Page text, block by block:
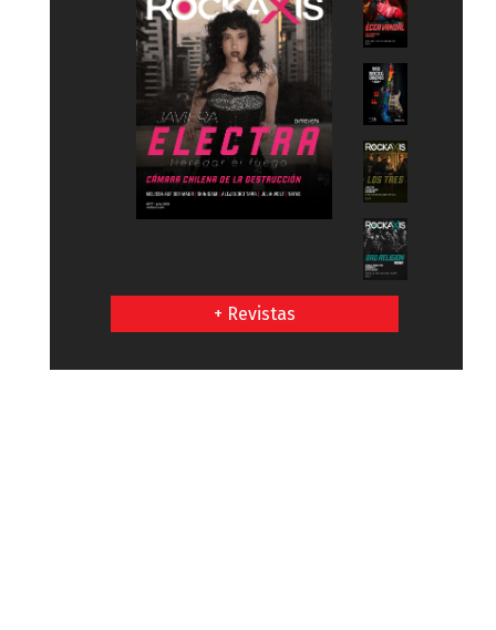
+ Revistas